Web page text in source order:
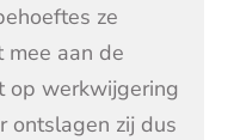
ze
mee aan de
op werkwijgering
ontslagen zij dus